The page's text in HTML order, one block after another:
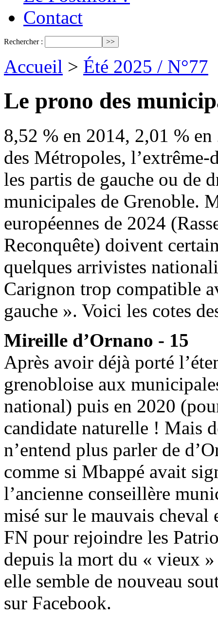
Contact
Rechercher :
Accueil > Été 2025 / N°77
Le prono des
8,52 % en 2014, 2,01 %
des Métropoles,
les partis de gauche ou de
municipales de Grenoble.
européennes de 2024
Reconquête) doivent
quelques arrivistes
Carignon trop compatible
gauche ». Voici les cotes
Mireille d’Ornano - 15
Après avoir déjà porté
grenobloise aux
national) puis en 2020
candidate naturelle ! Mais
n’entend plus parler de
comme si Mbappé avait
l’ancienne conseillère
misé sur le mauvais
FN pour rejoindre les
depuis la mort du « vieux
elle semble de nouveau
sur Facebook.